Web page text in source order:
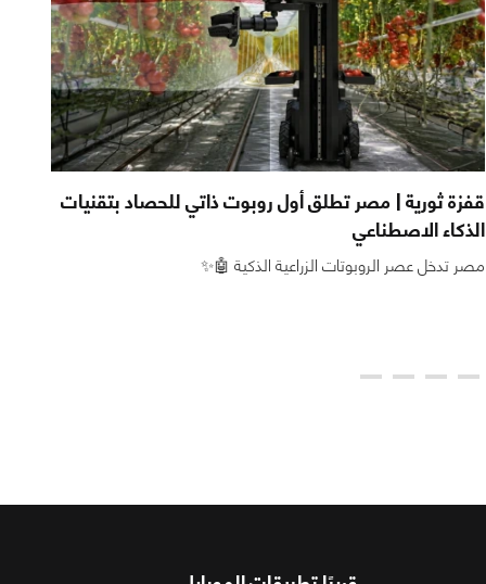
قفزة ثورية | مصر تطلق أول روبوت ذاتي للحصاد بتقنيات
الذكاء الاصطناعي
مصر تدخل عصر الروبوتات الزراعية الذكية 🤖✨